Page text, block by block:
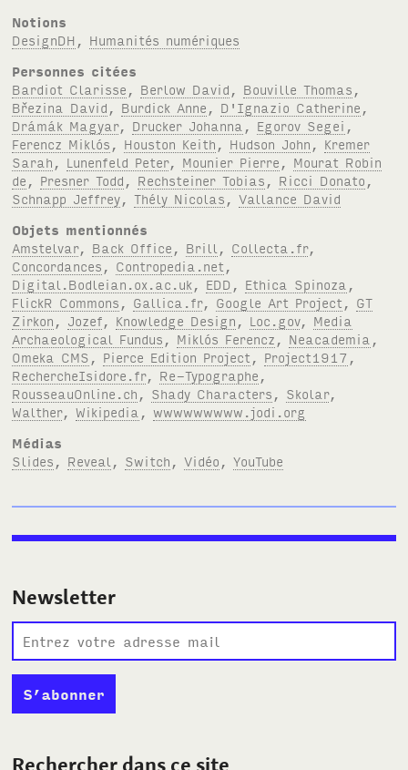
Notions
DesignDH
Humanités numériques
Personnes citées
Bardiot Clarisse
Berlow David Bouville Thomas
Březina David
Burdick Anne D'Ignazio Catherine
Drámák Magyar, Drucker Johanna Egorov Segei
Ferencz Miklós
Houston Keith Hudson John
Kremer
Sarah
Lunenfeld Peter, Mounier Pierre
Mourat Robin
de
Presner Todd Rechsteiner Tobias Ricci Donato
Schnapp Jeffrey ,Thély Nicolas ,Vallance David
Objets mentionnés
Amstelvar, Back Office Brill Collecta.fr,
Concordances
Contropedia.net
Digital.Bodleian.ox.ac.uk
EDD Ethica Spinoza
FlickR Commons
Gallica.fr, Google Art Project
GT
Zirkon
Jozef Knowledge Design Loc.gov, Media
Archaeological Fundus
Miklós Ferencz Neacademia
Omeka CMS
Pierce Edition Project Project1917
RechercheIsidore.fr, Re-Typographe
RousseauOnline.ch
Shady Characters Skolar,
Walther,Wikipedia ,wwwwwwwww.jodi.org
Médias
Slides
Reveal Switch ,Vidéo ,YouTube
Newsletter
Rechercher dans ce site